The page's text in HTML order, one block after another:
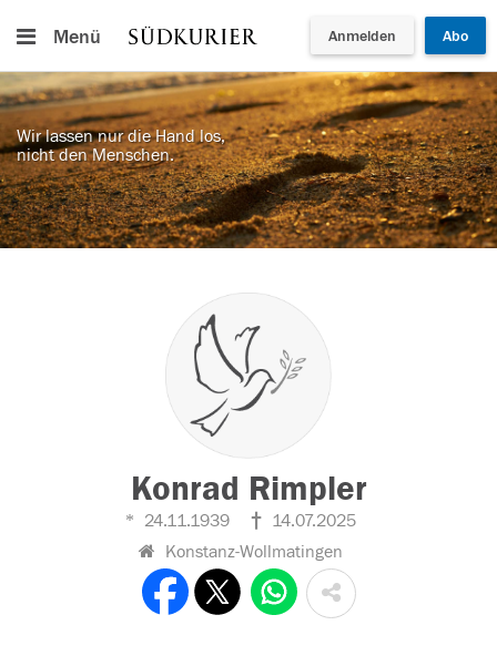
Menü Anmelden Abo
Wir lassen nur die Hand los,
nicht den Menschen.
Konrad Rimpler
24.11.1939
14.07.2025
Konstanz-Wollmatingen